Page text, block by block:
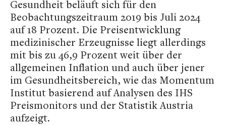
Gesundheit beläuft sich für den
Beobachtungszeitraum 2019 bis Juli 2024
auf 18 Prozent. Die Preisentwicklung
medizinischer Erzeugnisse liegt allerdings
mit bis zu 46,9 Prozent weit über der
allgemeinen Inflation und auch über jener
im Gesundheitsbereich, wie das Momentum
Institut basierend auf Analysen des IHS
Preismonitors und der Statistik Austria
aufzeigt.